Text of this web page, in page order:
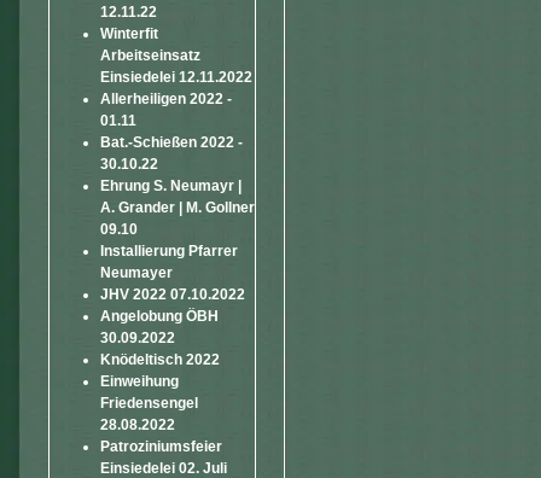
12.11.22
Winterfit
Arbeitseinsatz
Einsiedelei 12.11.2022
Allerheiligen 2022 -
01.11
Bat.-Schießen 2022 -
30.10.22
Ehrung S. Neumayr |
A. Grander | M. Gollner
09.10
Installierung Pfarrer
Neumayer
JHV 2022 07.10.2022
Angelobung ÖBH
30.09.2022
Knödeltisch 2022
Einweihung
Friedensengel
28.08.2022
Patroziniumsfeier
Einsiedelei 02. Juli